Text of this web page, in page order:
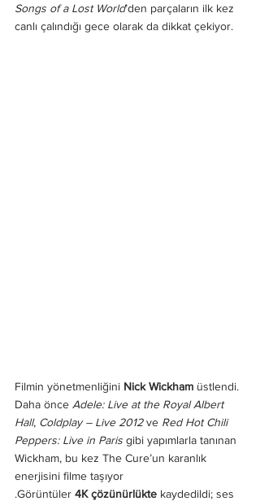
Songs of a Lost World’den parçaların ilk kez
canlı çalındığı gece olarak da dikkat çekiyor.
Filmin yönetmenliğini Nick Wickham üstlendi.
Daha önce Adele: Live at the Royal Albert
Hall, Coldplay – Live 2012 ve Red Hot Chili
Peppers: Live in Paris gibi yapımlarla tanınan
Wickham, bu kez The Cure’un karanlık
enerjisini filme taşıyor
.Görüntüler 4K çözünürlükte kaydedildi; ses